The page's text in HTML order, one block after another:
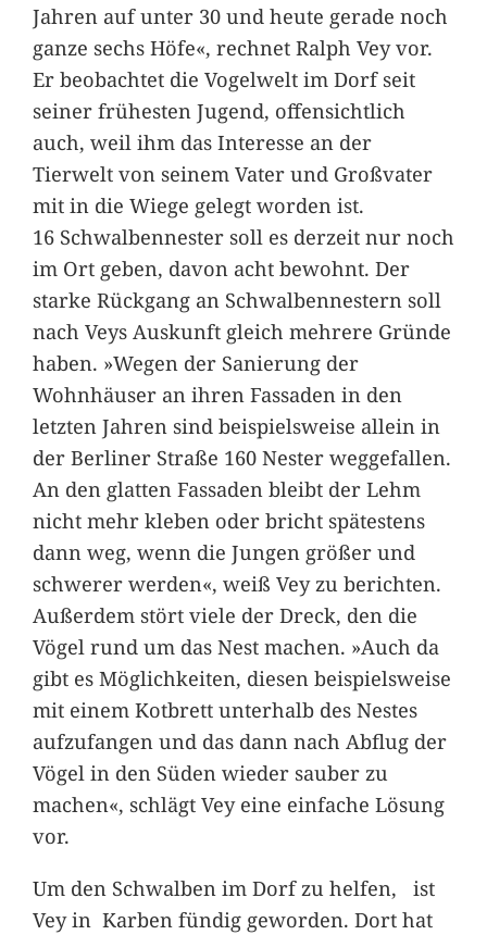
Jahren auf unter 30 und heute gerade noch
ganze sechs Höfe«, rechnet Ralph Vey vor.
Er beobachtet die Vogelwelt im Dorf seit
seiner frühesten Jugend, offensichtlich
auch, weil ihm das Interesse an der
Tierwelt von seinem Vater und Großvater
mit in die Wiege gelegt worden ist.
16 Schwalbennester soll es derzeit nur noch
im Ort geben, davon acht bewohnt. Der
starke Rückgang an Schwalbennestern soll
nach Veys Auskunft gleich mehrere Gründe
haben. »Wegen der Sanierung der
Wohnhäuser an ihren Fassaden in den
letzten Jahren sind beispielsweise allein in
der Berliner Straße 160 Nester weggefallen.
An den glatten Fassaden bleibt der Lehm
nicht mehr kleben oder bricht spätestens
dann weg, wenn die Jungen größer und
schwerer werden«, weiß Vey zu berichten.
Außerdem stört viele der Dreck, den die
Vögel rund um das Nest machen. »Auch da
gibt es Möglichkeiten, diesen beispielsweise
mit einem Kotbrett unterhalb des Nestes
aufzufangen und das dann nach Abflug der
Vögel in den Süden wieder sauber zu
machen«, schlägt Vey eine einfache Lösung
vor.
Um den Schwalben im Dorf zu helfen, ist
Vey in Karben fündig geworden. Dort hat